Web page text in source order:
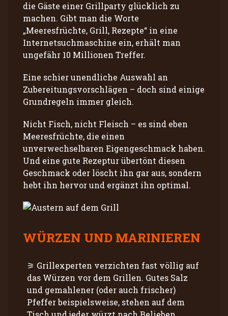
die Gäste einer Grillparty glücklich zu
machen. Gibt man die Worte
„Meeresfrüchte, Grill, Rezepte“ in eine
Internetsuchmaschine ein, erhält man
ungefähr 10 Millionen Treffer.
Eine schier unendliche Auswahl an
Zubereitungsvorschlägen – doch sind einige
Grundregeln immer gleich.
Nicht Fisch, nicht Fleisch – es sind eben
Meeresfrüchte, die einen
unverwechselbaren Eigengeschmack haben.
Und eine gute Rezeptur übertönt diesen
Geschmack oder löscht ihn gar aus, sondern
hebt ihn hervor und ergänzt ihn optimal.
WÜRZEN UND MARINIEREN
Grillexperten verzichten fast völlig auf
das Würzen vor dem Grillen. Gutes Salz
und gemahlener (oder auch frischer)
Pfeffer beispielsweise, stehen auf dem